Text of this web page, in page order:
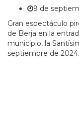
9 de
Gran espectáculo
de Berja en la
municipio, la
septiembre de 2024.